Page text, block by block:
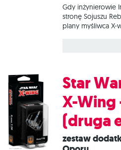
Gdy inżynierowie
stronę Sojuszu
plany myśliwca X-
gwiezdnych w
Wing - X-wing T-
statek X-wing T-65.
Star
X-Wing
(druga
Zestaw dodatkowy frakcji Ruchu